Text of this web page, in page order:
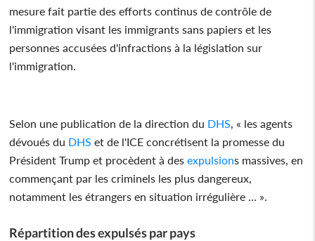
mesure fait partie des efforts continus de contrôle de
l'immigration visant les immigrants sans papiers et les
personnes accusées d'infractions à la législation sur
l'immigration.
Selon une publication de la direction du DHS , « les agents
dévoués du DHS et de l'ICE concrétisent la promesse du
Président Trump et procèdent à des expulsions massives, en
commençant par les criminels les plus dangereux,
notamment les étrangers en situation irrégulière … ».
Répartition des expulsés par pays